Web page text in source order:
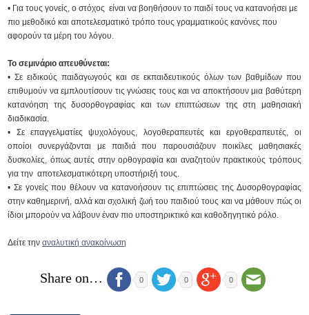
• Για τους γονείς, ο στόχος είναι να βοηθήσουν το παιδί τους να κατανοήσει με
πιο μεθοδικό και αποτελεσματικό τρόπο τους γραμματικούς κανόνες που
αφορούν τα μέρη του λόγου.
Το σεμινάριο απευθύνεται:
• Σε ειδικούς παιδαγωγούς και σε εκπαιδευτικούς όλων των βαθμίδων που
επιθυμούν να εμπλουτίσουν τις γνώσεις τους και να αποκτήσουν μια βαθύτερη
κατανόηση της δυσορθογραφίας και των επιπτώσεων της στη μαθησιακή
διαδικασία.
• Σε επαγγελματίες ψυχολόγους, λογοθεραπευτές και εργοθεραπευτές, οι
οποίοι συνεργάζονται με παιδιά που παρουσιάζουν ποικίλες μαθησιακές
δυσκολίες, όπως αυτές στην ορθογραφία και αναζητούν πρακτικούς τρόπους
για την αποτελεσματικότερη υποστήριξή τους.
• Σε γονείς που θέλουν να κατανοήσουν τις επιπτώσεις της Δυσορθογραφίας
στην καθημερινή, αλλά και σχολική ζωή του παιδιού τους και να μάθουν πώς οι
ίδιοι μπορούν να λάβουν έναν πιο υποστηρικτικό και καθοδηγητικό ρόλο.
Δείτε τηναναλυτική ανακοίνωση
Share on… 0 0 0